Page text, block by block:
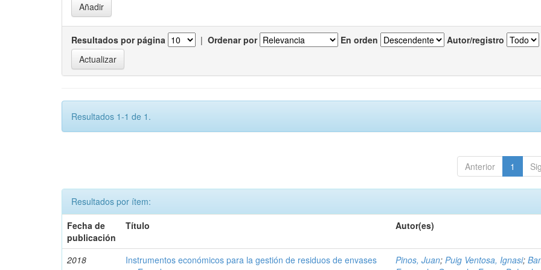
Resultados por página | Ordenar por En orden Autor/registro
Resultados 1-1 de 1.
Anterior 1
Resultados por ítem:
Fecha de
publicación
Título Autor(es)
2018
Instrumentos económicos para la gestión de residuos de envases
Pinos, Juan;Puig Ventosa, Ignasi;